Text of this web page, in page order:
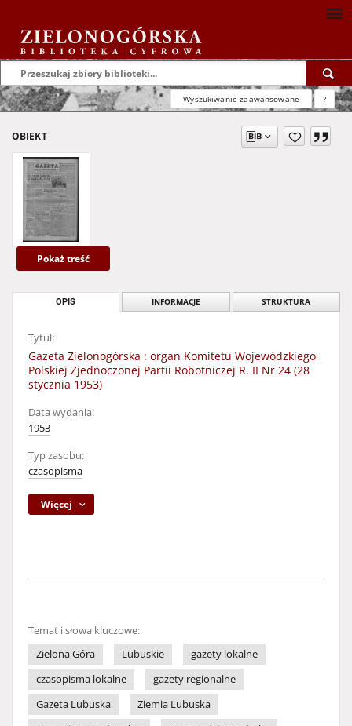
Wyszukiwanie zaawansowane ?
OBIEKT
Pokaż treść
OPIS INFORMACJE STRUKTURA
Tytuł:
Gazeta Zielonogórska : organ Komitetu Wojewódzkiego
Polskiej Zjednoczonej Partii Robotniczej R. II Nr 24 (28
stycznia 1953)
Data wydania:
1953
Typ zasobu:
czasopisma
Więcej
Temat i słowa kluczowe:
Zielona Góra
Lubuskie
gazety lokalne
czasopisma lokalne
gazety regionalne
Gazeta Lubuska
Ziemia Lubuska